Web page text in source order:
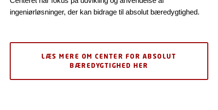
ingeniørløsninger, der kan bidrage til absolut bæredygtighed.
LÆS MERE OM CENTER FOR ABSOLUT
BÆREDYGTIGHED HER